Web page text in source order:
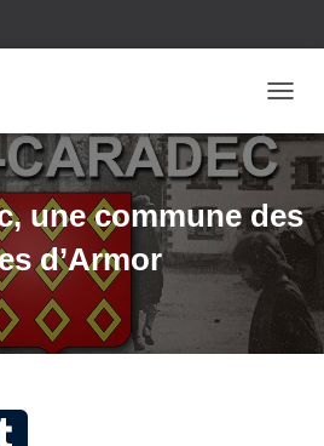
une commune des
d’Armor